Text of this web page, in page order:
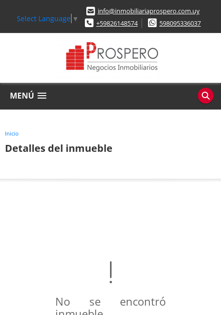
Select Language ▼
info@inmobiliariaprospero.com.uy
+59826148574
598095336037
MENÚ
Inicio
Detalles del inmueble
No se encontró